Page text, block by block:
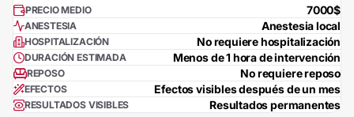
PRECIO MEDIO 7000$
ANESTESIA Anestesia local
HOSPITALIZACIÓN No requiere hospitalización
DURACIÓN ESTIMADA Menos de 1 hora de intervención
REPOSO No requiere reposo
EFECTOS Efectos visibles después de un mes
RESULTADOS VISIBLES Resultados permanentes